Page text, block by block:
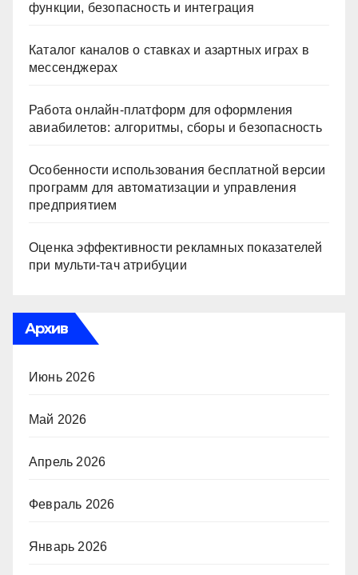
функции, безопасность и интеграция
Каталог каналов о ставках и азартных играх в
мессенджерах
Работа онлайн‑платформ для оформления
авиабилетов: алгоритмы, сборы и безопасность
Особенности использования бесплатной версии
программ для автоматизации и управления
предприятием
Оценка эффективности рекламных показателей
при мульти-тач атрибуции
Архив
Июнь 2026
Май 2026
Апрель 2026
Февраль 2026
Январь 2026